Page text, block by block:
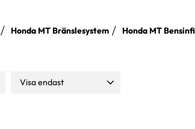
Honda MT Bränslesystem Honda MT
Visa endast